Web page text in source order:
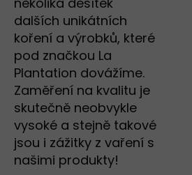
dalších unikátních
koření a výrobků, které
pod značkou La
Plantation dovážíme.
Zaměření na kvalitu je
skutečně neobvykle
vysoké a stejně takové
jsou i zážitky z vaření s
našimi produkty!